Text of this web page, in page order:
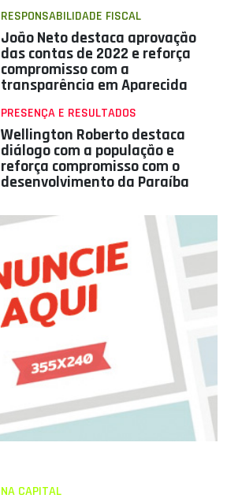
RESPONSABILIDADE FISCAL
João Neto destaca aprovação
das contas de 2022 e reforça
compromisso com a
transparência em Aparecida
PRESENÇA E RESULTADOS
Wellington Roberto destaca
diálogo com a população e
reforça compromisso com o
desenvolvimento da Paraíba
NA CAPITAL